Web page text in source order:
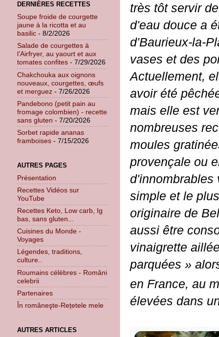
très tôt servir
d'eau douce a
d'Baurieux-la-
vases et des
Actuellement,
avoir été
mais elle est
nombreuses
moules
provençale ou
d'innombrables
simple et le
originaire de
aussi être
vinaigrette
parquées »
en France, au
élevées dans
DERNIÈRES RECETTES
Soupe froide de courgette
jaune à la ricotta et au
basilic - 8/2/2026
Salade de courgettes à
l’Airfryer, au yaourt et aux
tomates confites - 7/29/2026
Chakchouka aux oignons
nouveaux, courgettes, œufs
et merguez - 7/26/2026
Pandebono (petit pain au
fromage colombien) - recette
sans gluten - 7/20/2026
Sorbet rapide ananas
framboises - 7/15/2026
AUTRES PAGES
Présentation
Recettes Vidéos sur
YouTube
Recettes Keto, Low carb, Ig
bas, sans gluten...
Cuisines du Monde -
Voyages
Légendes, traditions,
culture..
Roumains célèbres - Români
celebrii
Partenaires
În româneşte-Rețetele mele
AUTRES ARTICLES